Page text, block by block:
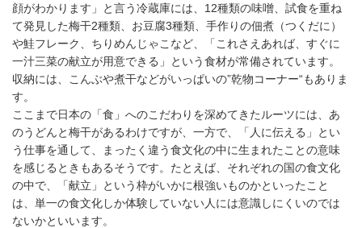
顔がわかります」と言う冷蔵庫には、12種類の味噌、試食を重ね
て発見した梅干2種類、お豆腐3種類、手作りの佃煮（つくだに）
や鮭フレーク、ちりめんじゃこなど、「これさえあれば、すぐに
一汁三菜の献立が用意できる」という食材が常備されています。
収納には、こんぶや煮干などがいっぱいの”乾物コーナー“もありま
す。
ここまで日本の「食」へのこだわりを深めてきたルーツには、あ
のうどんと梅干があるわけですが、一方で、「人に伝える」とい
う仕事を通して、まったく違う食文化の中に生まれたことの意味
を感じるときもあるそうです。たとえば、それぞれの国の食文化
の中で、「献立」という枠がいかに根強いものかといったこと
は、単一の食文化しか体験していない人には意識しにくいのでは
ないかといいます。